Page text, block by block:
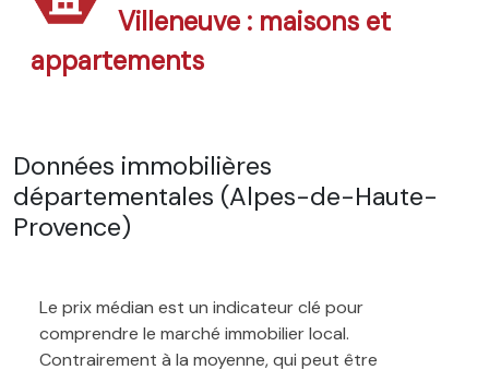
Villeneuve : maisons et
appartements
Données immobilières
départementales (Alpes-de-Haute-
Provence)
Le prix médian est un indicateur clé pour
comprendre le marché immobilier local.
Contrairement à la moyenne, qui peut être